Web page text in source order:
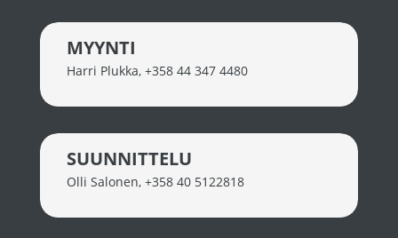
MYYNTI
Harri Plukka, +358 44 347 4480
SUUNNITTELU
Olli Salonen, +358 40 5122818